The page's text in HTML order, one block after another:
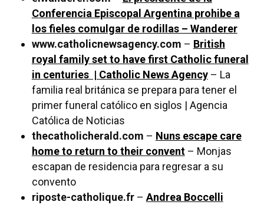
Conferencia Episcopal Argentina prohibe a
los fieles comulgar de rodillas – Wanderer
www.catholicnewsagency.com – British
royal family set to have first Catholic funeral
in centuries | Catholic News Agency– La
familia real británica se prepara para tener el
primer funeral católico en siglos | Agencia
Católica de Noticias
thecatholicherald.com – Nuns escape care
home to return to their convent– Monjas
escapan de residencia para regresar a su
convento
riposte-catholique.fr– Andrea Boccelli